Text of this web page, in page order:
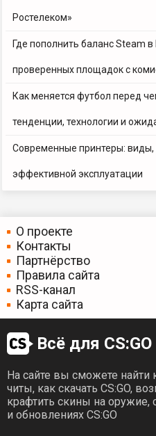
Ростелеком»
Где пополнить баланс Steam
проверенных площадок с
Как меняется футбол перед
тенденции, технологии и
Современные принтеры: виды,
эффективной эксплуатации
О проекте
Контакты
Партнёрство
Правила сайта
RSS-канал
Карта сайта
Всё для CS:GO
На сайте вы сможете найти
читы, как скачать CS:GO,
крафтить скины на оружие,
и обновлениях CS:GO